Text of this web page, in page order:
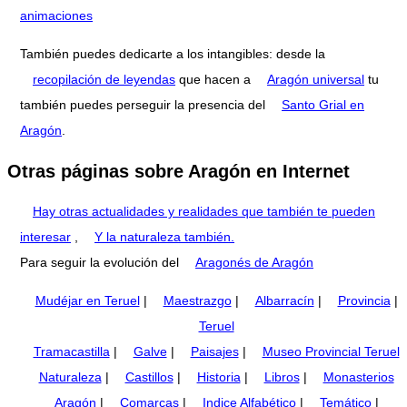
animaciones
También puedes dedicarte a los intangibles: desde la
recopilación de leyendas que hacen a Aragón universal tu
también puedes perseguir la presencia del
Santo Grial en
Aragón
Otras páginas sobre Aragón en Internet
Hay otras actualidades y realidades que también te pueden
interesar ,
Y la naturaleza también.
Para seguir la evolución del
Aragonés de Aragón
Mudéjar en Teruel| Maestrazgo| Albarracín | Provincia|
Teruel
Tramacastilla| Galve| Paisajes|
Museo Provincial Teruel
Naturaleza| Castillos| Historia| Libros|
Monasterios
Aragón | Comarcas| Indice Alfabético| Temático|